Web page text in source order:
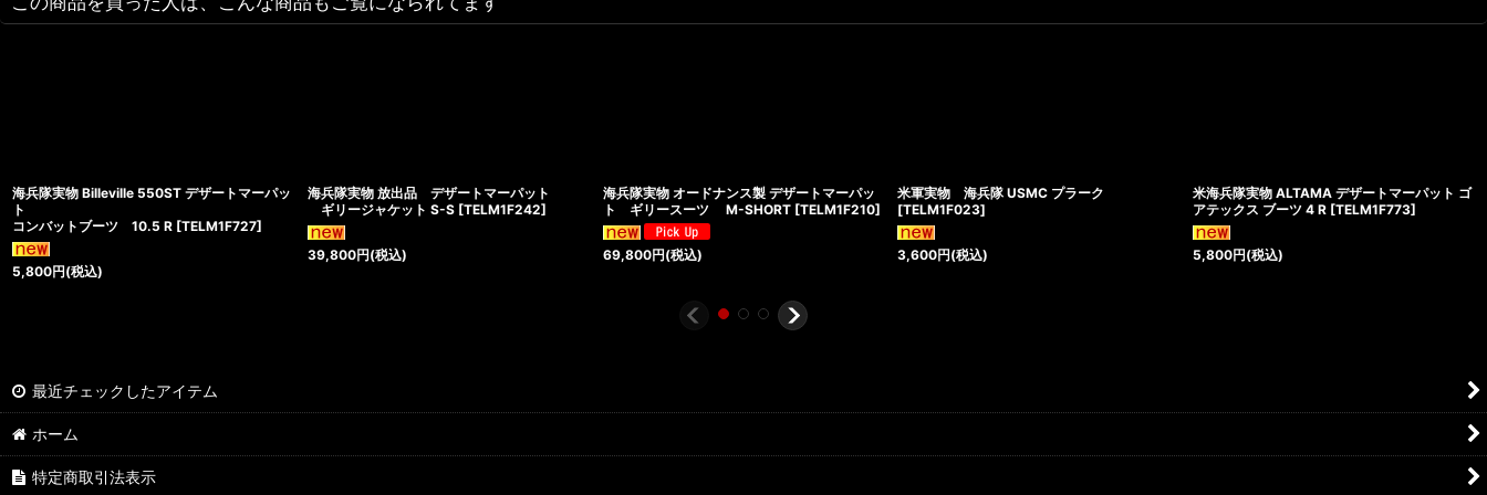
海兵隊実物 Billeville 550ST デザートマーパッ
ト
コンバットブーツ 10.5 R [TELM1F727]
5,800円(税込)
海兵隊実物 放出品 デザートマーパット
ギリージャケット S-S [TELM1F242]
39,800円(税込)
海兵隊実物 オードナンス製 デザートマーパッ
ト ギリースーツ M-SHORT [TELM1F210]
69,800円(税込)
米軍実物 海兵隊 USMC プラーク
[TELM1F023]
3,600円(税込)
米海兵隊実物 ALTAMA デザートマーパット ゴ
アテックス ブーツ 4 R [TELM1F773]
5,800円(税込)
最近チェックしたアイテム
ホーム
特定商取引法表示